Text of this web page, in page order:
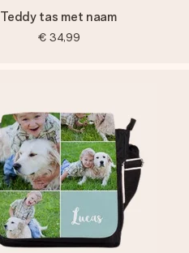
Teddy tas met naam
€ 34,99